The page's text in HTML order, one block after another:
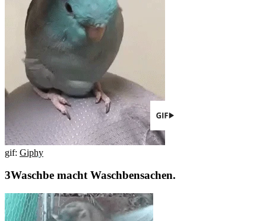
gif: Giphy
Waschbe macht Waschbensachen.